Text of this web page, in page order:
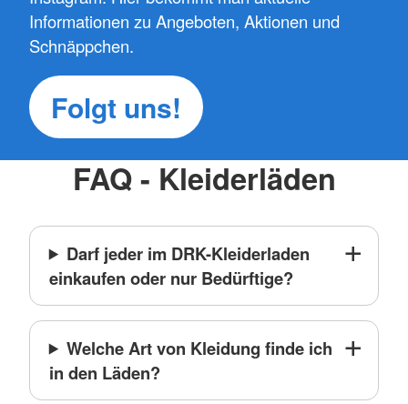
Informationen zu Angeboten, Aktionen und
Schnäppchen.
Folgt uns!
FAQ - Kleiderläden
Darf jeder im DRK-Kleiderladen
einkaufen oder nur Bedürftige?
Welche Art von Kleidung finde ich
in den Läden?